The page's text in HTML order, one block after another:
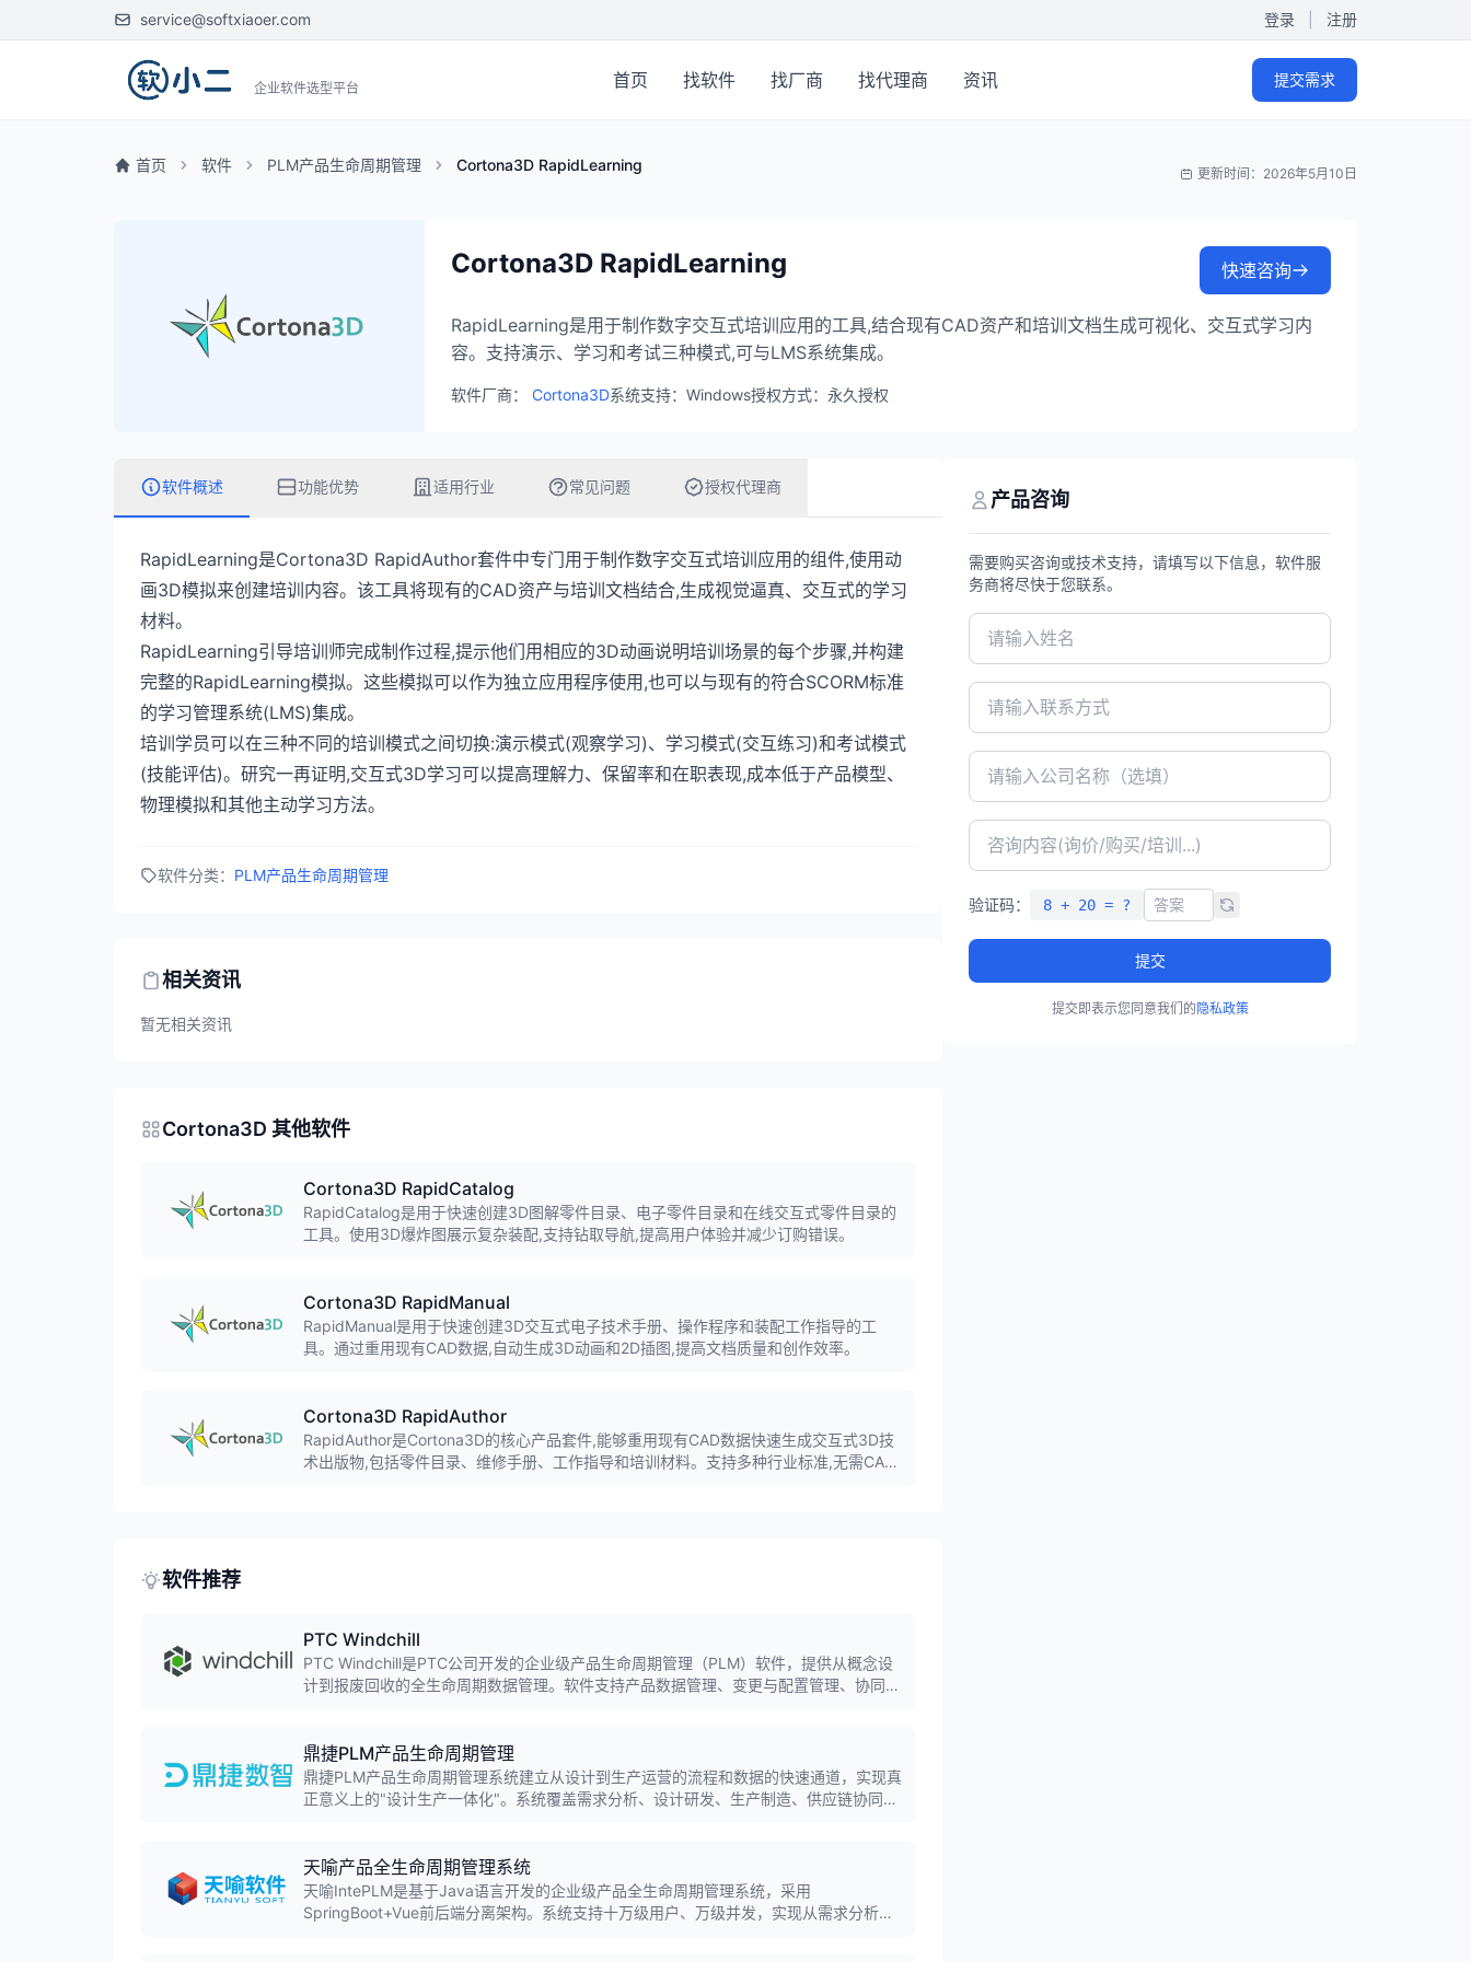
service@softxiaoer.com 登录 注册
企业软件选型平台 首页 找软件 找厂商 找代理商 资讯 提交需求
首页 软件 PLM产品生命周期管理 Cortona3D RapidLearning 更新时间：2026年5月10日
Cortona3D RapidLearning 快速咨询
RapidLearning是用于制作数字交互式培训应用的工具,结合现有CAD资产和培训文档生成可视化、交互式学习内
容。支持演示、学习和考试三种模式,可与LMS系统集成。
软件厂商： Cortona3D系统支持：Windows授权方式：永久授权
软件概述 功能优势 适用行业 常见问题 授权代理商
RapidLearning是Cortona3D RapidAuthor套件中专门用于制作数字交互式培训应用的组件,使用动
画3D模拟来创建培训内容。该工具将现有的CAD资产与培训文档结合,生成视觉逼真、交互式的学习
材料。
RapidLearning引导培训师完成制作过程,提示他们用相应的3D动画说明培训场景的每个步骤,并构建
完整的RapidLearning模拟。这些模拟可以作为独立应用程序使用,也可以与现有的符合SCORM标准
的学习管理系统(LMS)集成。
培训学员可以在三种不同的培训模式之间切换:演示模式(观察学习)、学习模式(交互练习)和考试模式
(技能评估)。研究一再证明,交互式3D学习可以提高理解力、保留率和在职表现,成本低于产品模型、
物理模拟和其他主动学习方法。
软件分类： PLM产品生命周期管理
相关资讯
暂无相关资讯
Cortona3D 其他软件
Cortona3D RapidCatalog
RapidCatalog是用于快速创建3D图解零件目录、电子零件目录和在线交互式零件目录的
工具。使用3D爆炸图展示复杂装配,支持钻取导航,提高用户体验并减少订购错误。
Cortona3D RapidManual
RapidManual是用于快速创建3D交互式电子技术手册、操作程序和装配工作指导的工
具。通过重用现有CAD数据,自动生成3D动画和2D插图,提高文档质量和创作效率。
Cortona3D RapidAuthor
RapidAuthor是Cortona3D的核心产品套件,能够重用现有CAD数据快速生成交互式3D技
术出版物,包括零件目录、维修手册、工作指导和培训材料。支持多种行业标准,无需CAD
软件推荐
PTC Windchill
PTC Windchill是PTC公司开发的企业级产品生命周期管理（PLM）软件，提供从概念设
计到报废回收的全生命周期数据管理。软件支持产品数据管理、变更与配置管理、协同开
鼎捷PLM产品生命周期管理
鼎捷PLM产品生命周期管理系统建立从设计到生产运营的流程和数据的快速通道，实现真
正意义上的"设计生产一体化"。系统覆盖需求分析、设计研发、生产制造、供应链协同及
天喻产品全生命周期管理系统
天喻IntePLM是基于Java语言开发的企业级产品全生命周期管理系统，采用
SpringBoot+Vue前后端分离架构。系统支持十万级用户、万级并发，实现从需求分析、
产品咨询
需要购买咨询或技术支持，请填写以下信息，软件服
务商将尽快于您联系。
验证码： 8 + 20 = ?
提交
提交即表示您同意我们的隐私政策